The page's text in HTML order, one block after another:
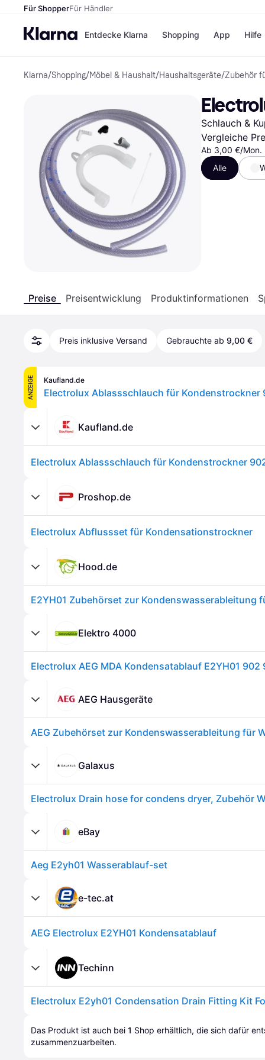
Für ShopperFür Händler
Entdecke Klarna
Zahlungsmethoden
Sofort bezahlen
Bezahle in 3
Teilzahlungen
Bezahle in bis zu 30
Tagen
Ratenzahlung
Shopping
Shops
eBay
Temu
SHEIN
Alle Shops
App Hilfe
Klarna/Shopping/Möbel & Haushalt/Haushaltsgeräte/Zubehör
Schlauch &
Vergleiche
Ab 3,00 €/Mon.
Alle
Preise Preisentwicklung Produktinformationen
Preis inklusive Versand Gebrauchte ab 9,00 €
ANZEIGE Kaufland.de
Electrolux Ablassschlauch für Kondenstrockner
Kaufland.de
Electrolux Ablassschlauch für Kondenstrockner
Proshop.de
Electrolux Abflussset für Kondensationstrockner
Hood.de
Elektro 4000
Electrolux AEG MDA Kondensatablauf E2YH01 902
AEG Hausgeräte
Galaxus
eBay
Aeg E2yh01 Wasserablauf-set
e-tec.at
AEG Electrolux E2YH01 Kondensatablauf
Techinn
Electrolux E2yh01 Condensation Drain Fitting Kit
Das Produkt ist auch bei 1 Shop erhältlich, die sich dafür
zusammenzuarbeiten.